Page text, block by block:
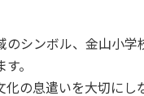
のシンボル、金山小
。
化の息遣いを大切に